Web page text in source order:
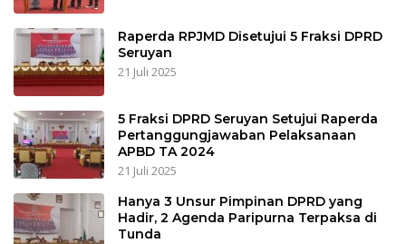
Raperda RPJMD Disetujui 5 Fraksi DPRD
Seruyan
21 Juli 2025
5 Fraksi DPRD Seruyan Setujui Raperda
Pertanggungjawaban Pelaksanaan
APBD TA 2024
21 Juli 2025
Hanya 3 Unsur Pimpinan DPRD yang
Hadir, 2 Agenda Paripurna Terpaksa di
Tunda